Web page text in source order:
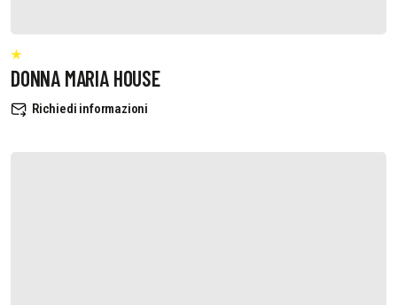
DONNA MARIA HOUSE
Richiedi informazioni